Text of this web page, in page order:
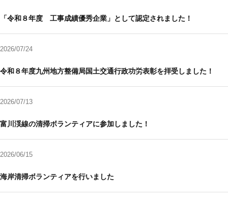
「令和８年度 工事成績優秀企業」として認定されました！
2026/07/24
令和８年度九州地方整備局国土交通行政功労表彰を拝受しました！
2026/07/13
富川渓線の清掃ボランティアに参加しました！
2026/06/15
海岸清掃ボランティアを行いました